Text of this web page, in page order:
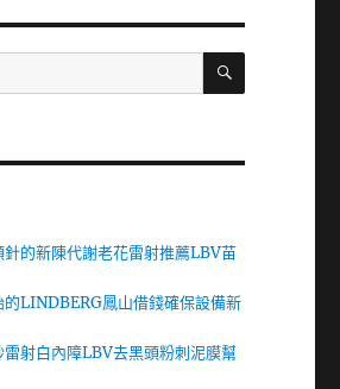
搜
針的新陳代謝老花雷射推薦LBV苗
的LINDBERG鳳山借錢確保設備新
雷射白內障LBV去黑頭粉刺泥膜幫